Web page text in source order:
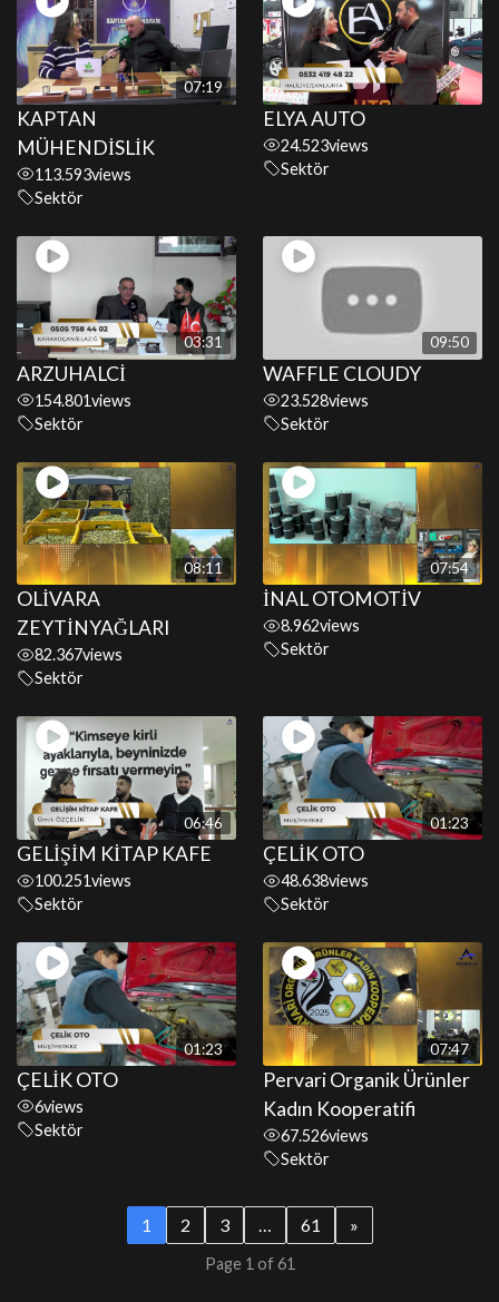
07:19
KAPTAN
MÜHENDİSLİK
113.593views
Sektör
ELYA AUTO
24.523views
Sektör
03:31
ARZUHALCİ
154.801views
Sektör
09:50
WAFFLE CLOUDY
23.528views
Sektör
08:11
OLİVARA
ZEYTİNYAĞLARI
82.367views
Sektör
07:54
İNAL OTOMOTİV
8.962views
Sektör
06:46
GELİŞİM KİTAP KAFE
100.251views
Sektör
01:23
ÇELİK OTO
48.638views
Sektör
01:23
ÇELİK OTO
6views
Sektör
07:47
Pervari Organik Ürünler
Kadın Kooperatifi
67.526views
Sektör
1 2 3 … 61 »
Page 1 of 61